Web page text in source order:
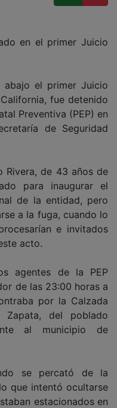
en el primer Juicio
abajo el primer Juicio
fue detenido
Preventiva (PEP) en
de Seguridad
Rivera, de 43 años de
para inaugurar el
de la entidad, pero
a la fuga, cuando lo
e invitados
acto.
agentes de la PEP
de las 23:00 horas a
por la Calzada
Zapata, del poblado
al municipio de
se percató de la
que intentó ocultarse
estacionados en